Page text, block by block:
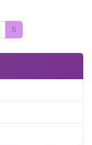
5